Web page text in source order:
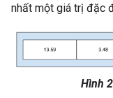
nhất một giá trị đặc
Hình